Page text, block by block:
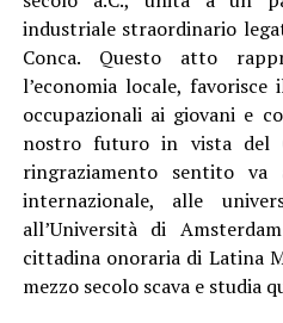
industriale straordinario
Conca. Questo atto
l’economia locale,
occupazionali ai giovani e
nostro futuro in vista del
ringraziamento sentito va
internazionale, alle
all’Università di
cittadina onoraria di Latina
mezzo secolo scava e studia